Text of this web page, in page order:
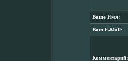
Ваше Имя:
Ваш E-Mail:
Комментарий: